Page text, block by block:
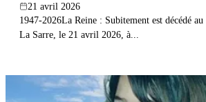
21 avril 2026
1947-2026La Reine : Subitement est décédé
La Sarre, le 21 avril 2026, à...